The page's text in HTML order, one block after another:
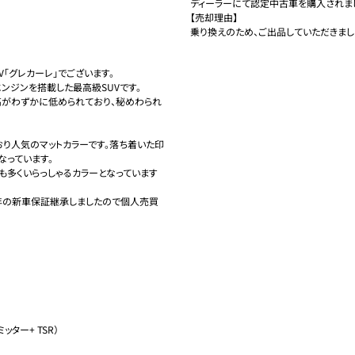
グレカーレ」でございます。
ジンを搭載した最高級SUVです。
がわずかに低められており、秘めわられ
人気のマットカラーです。落ち着いた印
ています。
くいらっしゃるカラーとなっています
の新車保証継承しましたので個人売買
ター+ TSR）
ディーラーにて認定中古車を購入されま
【売却理由】
乗り換えのため、ご出品していただきまし